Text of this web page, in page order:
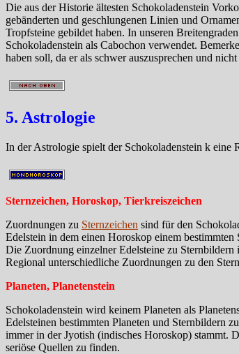
Die aus der Historie ältesten Schokoladenstein
gebänderten und geschlungenen Linien und
Tropfsteine gebildet haben. In unseren
Schokoladenstein als Cabochon verwendet.
haben soll, da er als schwer auszusprechen und
5. Astrologie
In der Astrologie spielt der Schokoladenstein k eine
Sternzeichen, Horoskop, Tierkreiszeichen
Zuordnungen zu Sternzeichen sind für den
Edelstein in dem einen Horoskop einem
Die Zuordnung einzelner Edelsteine zu Sternbildern
Regional unterschiedliche Zuordnungen zu den
Planeten, Planetenstein
Schokoladenstein wird keinem Planeten als
Edelsteinen bestimmten Planeten und Sternbildern
immer in der Jyotish (indisches Horoskop) stammt.
seriöse Quellen zu finden.